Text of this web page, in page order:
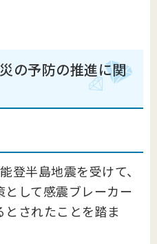
の予防の推進に関
登半島地震を受けて、
して感震ブレーカー
されたことを踏ま